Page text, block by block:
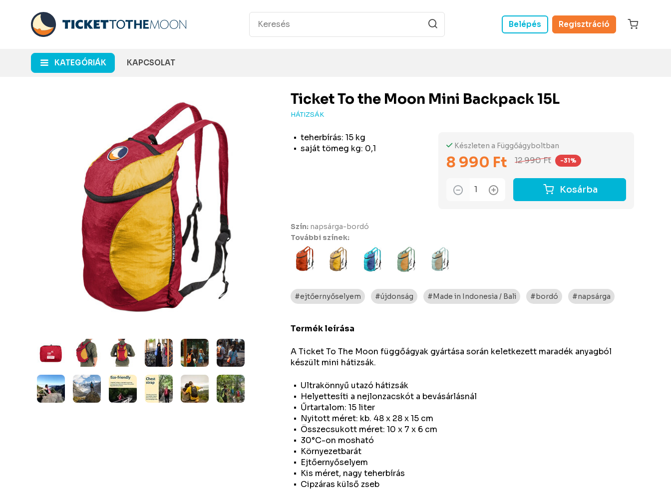
Belépés Regisztráció
KATEGÓRIÁK KAPCSOLAT
Ticket To the Moon Mini Backpack 15L
HÁTIZSÁK
teherbírás: 15 kg
saját tömeg kg: 0,1
Készleten a Függőágyboltban
8 990 Ft 12 990 Ft -31%
Kosárba
Szín: napsárga-bordó
További színek:
#ejtőernyőselyem #újdonság #Made in Indonesia / Bali #bordó #napsárga
Termék leírása
A Ticket To The Moon függőágyak gyártása során keletkezett maradék anyagból
készült mini hátizsák.
Ultrakönnyű utazó hátizsák
Helyettesíti a nejlonzacskót a bevásárlásnál
Űrtartalom: 15 liter
Nyitott méret: kb. 48 x 28 x 15 cm
Összecsukott méret: 10 x 7 x 6 cm
30°C-on mosható
Környezetbarát
Ejtőernyőselyem
Kis méret, nagy teherbírás
Cipzáras külső zseb